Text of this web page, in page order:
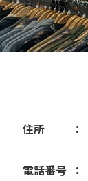
住所
電話番号